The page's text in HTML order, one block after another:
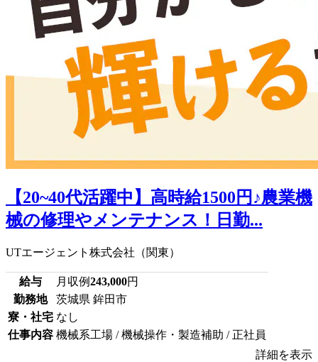
【20~40代活躍中】高時給1500円♪農業機
械の修理やメンテナンス！日勤...
UTエージェント株式会社（関東）
給与 月収例243,000円
勤務地
茨城県 鉾田市
寮・社宅 なし
仕事内容 機械系工場 / 機械操作・製造補助 / 正社員
詳細を表示